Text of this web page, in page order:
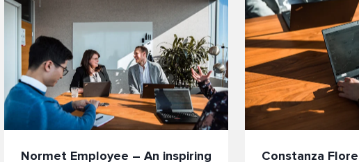
Normet Employee – An inspiring
Constanza